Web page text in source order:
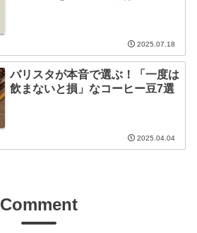
2025.07.18
バリスタが本音で選ぶ！「一度は
飲まないと損」なコーヒー豆7選
2025.04.04
Comment